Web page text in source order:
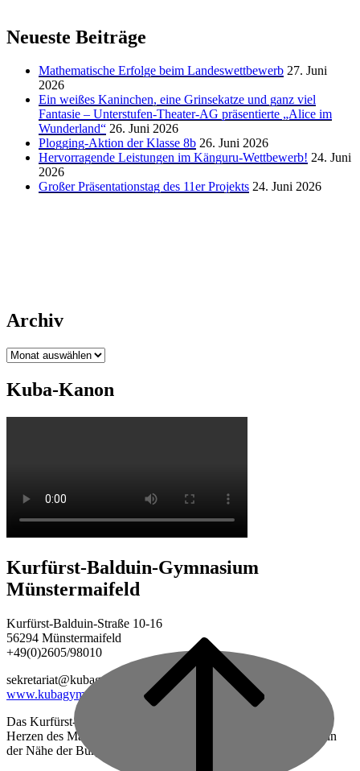
Neueste Beiträge
Mathematische Erfolge beim Landeswettbewerb 27. Juni
2026
Ein weißes Kaninchen, eine Grinsekatze und ganz viel
Fantasie – Unterstufen-Theater-AG präsentierte „Alice im
Wunderland“ 26. Juni 2026
Plogging-Aktion der Klasse 8b 26. Juni 2026
Hervorragende Leistungen im Känguru-Wettbewerb! 24. Juni
2026
Großer Präsentationstag des 11er Projekts 24. Juni 2026
Archiv
Archiv
Kuba-Kanon
top
Kurfürst-Balduin-Gymnasium
Münstermaifeld
Kurfürst-Balduin-Straße 10-16
56294 Münstermaifeld
+49(0)2605/98010
sekretariat@kubagym.de
www.kubagym.org
Das Kurfürst-Balduin-Gymnasium ist eine vierzügige Schule im
Herzen des Maifeldes, zwischen Mayen und Koblenz gelegen, in
der Nähe der Burg Eltz.